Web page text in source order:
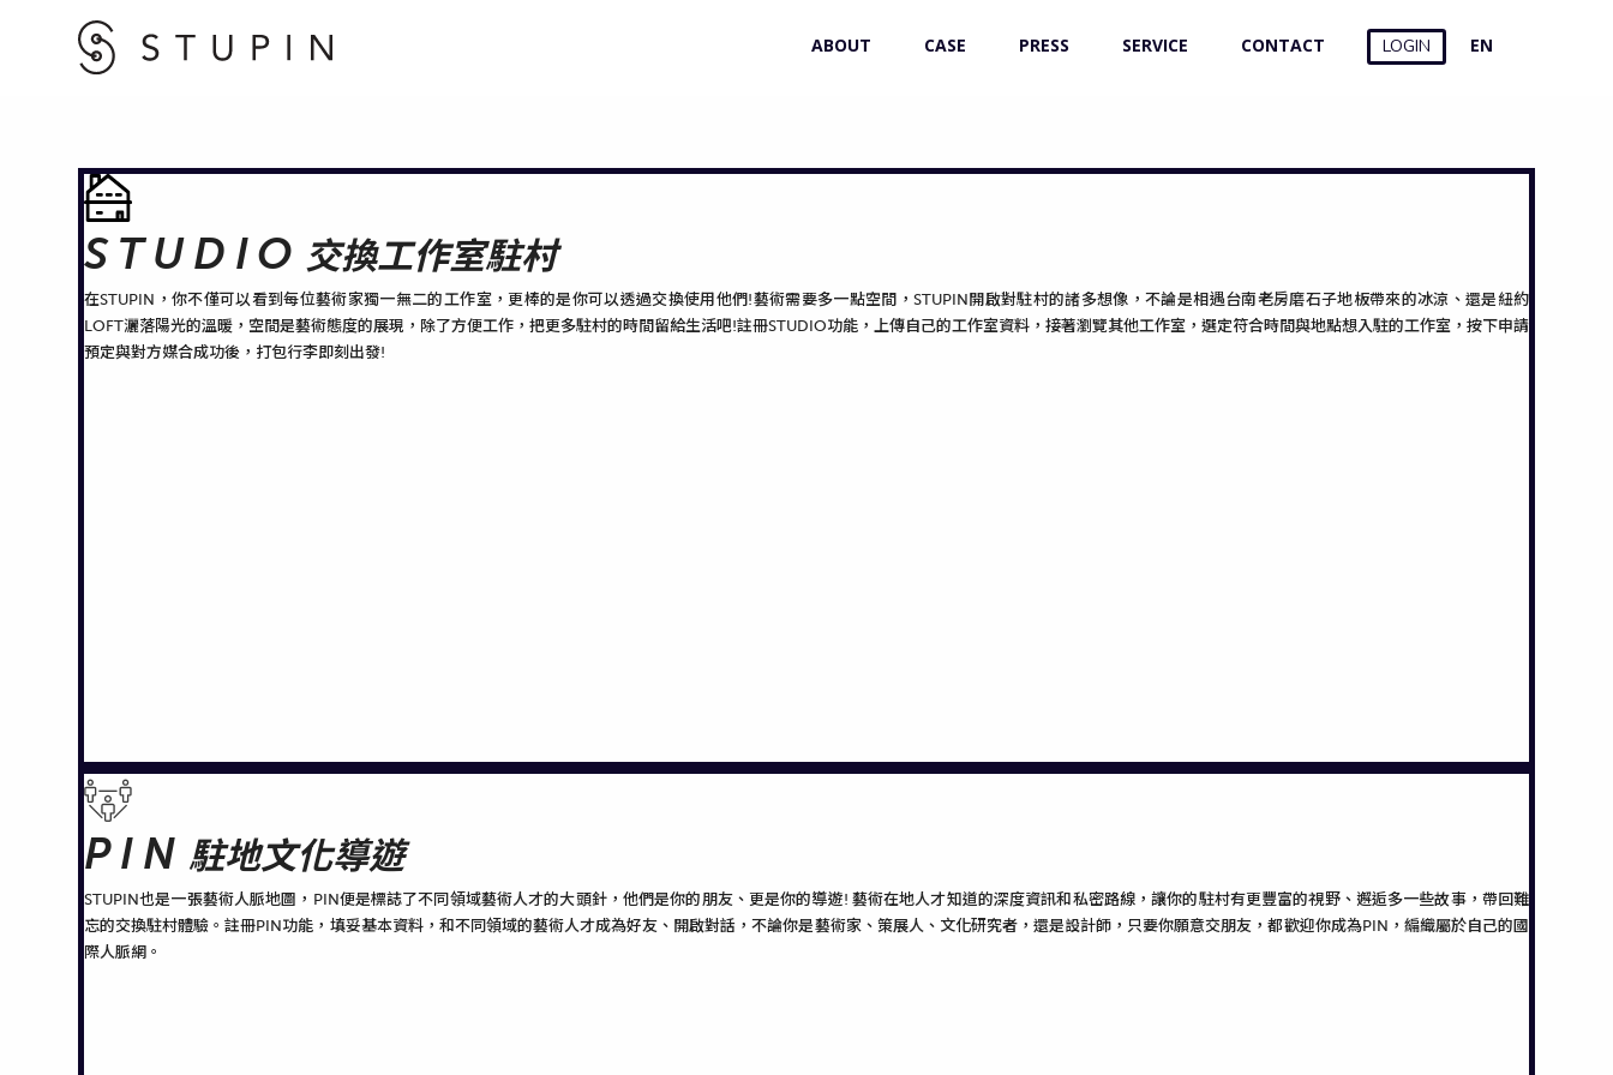
ABOUT CASE PRESS SERVICE CONTACT LOGIN EN
STUDIO 交換工作室駐村
在STUPIN，你不僅可以看到每位藝術家獨一無二的工作室，更棒的是你可以透過交換使用他們!藝術需要多一點空間，STUPIN開啟對駐村的諸多想像，不論是相遇台南老房磨石子地板帶來的冰涼、還是紐約
LOFT灑落陽光的溫暖，空間是藝術態度的展現，除了方便工作，把更多駐村的時間留給生活吧!註冊STUDIO功能，上傳自己的工作室資料，接著瀏覽其他工作室，選定符合時間與地點想入駐的工作室，按下申請
預定與對方媒合成功後，打包行李即刻出發!
PIN 駐地文化導遊
STUPIN也是一張藝術人脈地圖，PIN便是標誌了不同領域藝術人才的大頭針，他們是你的朋友、更是你的導遊! 藝術在地人才知道的深度資訊和私密路線，讓你的駐村有更豐富的視野、邂逅多一些故事，帶回難
忘的交換駐村體驗。註冊PIN功能，填妥基本資料，和不同領域的藝術人才成為好友、開啟對話，不論你是藝術家、策展人、文化研究者，還是設計師，只要你願意交朋友，都歡迎你成為PIN，編織屬於自己的國
際人脈網。